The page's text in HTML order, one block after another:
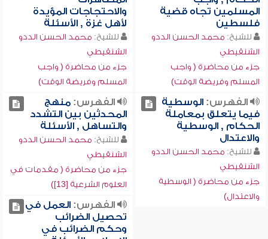
المسلمين تجاه قضية
فلسطين
للشيخ: محمد الحسن الددو
الشنقيطي
جزء من محاضرة ( واجب
المسلم وفريضة الوقت)
والاحتجاجات المؤيدة
لأهل غزة , الأسئلة
للشيخ: محمد الحسن الددو
الشنقيطي
جزء من محاضرة ( واجب
المسلم وفريضة الوقت)
الفهرس:الوسطية
فيما يتعلق بمعاملة
الحكام , الوسطية
والاعتدال
للشيخ: محمد الحسن الددو
الشنقيطي
جزء من محاضرة ( الوسطية
والاعتدال)
الفهرس:منهج
المحدثين بين التشدد
والتساهل , الأسئلة
للشيخ: محمد الحسن الددو
الشنقيطي
جزء من محاضرة ( مقدمات في
العلوم الشرعية [13])
الفهرس:العمل في
تحصيل الضرائب
وحكم الضرائب في